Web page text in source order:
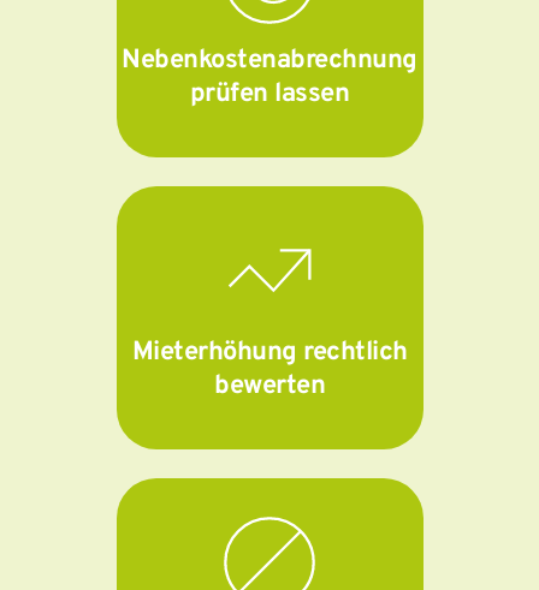
Nebenkostenabrechnung
prüfen lassen
Mieterhöhung rechtlich
bewerten